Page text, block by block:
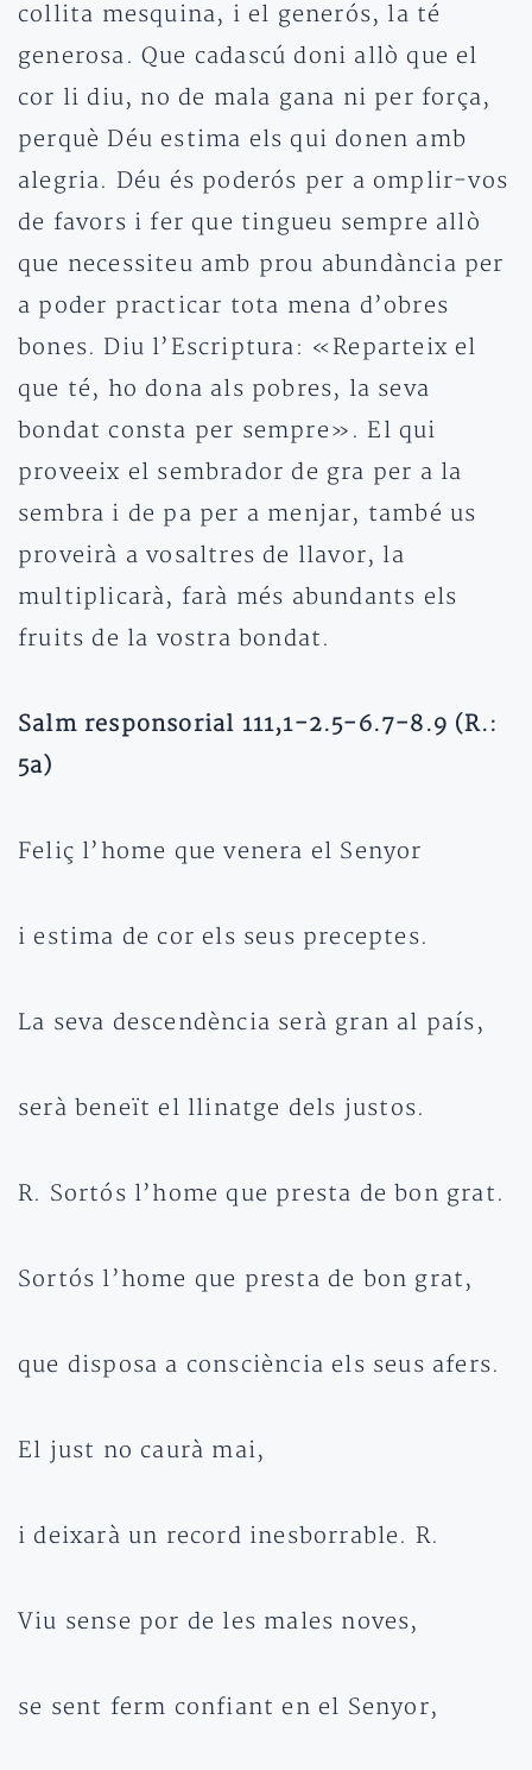
collita mesquina, i el generós, la té
generosa. Que cadascú doni allò que el
cor li diu, no de mala gana ni per força,
perquè Déu estima els qui donen amb
alegria. Déu és poderós per a omplir-vos
de favors i fer que tingueu sempre allò
que necessiteu amb prou abundància per
a poder practicar tota mena d’obres
bones. Diu l’Escriptura: «Reparteix el
que té, ho dona als pobres, la seva
bondat consta per sempre». El qui
proveeix el sembrador de gra per a la
sembra i de pa per a menjar, també us
proveirà a vosaltres de llavor, la
multiplicarà, farà més abundants els
fruits de la vostra bondat.
Salm responsorial 111,1-2.5-6.7-8.9 (R.:
5a)
Feliç l’home que venera el Senyor
i estima de cor els seus preceptes.
La seva descendència serà gran al país,
serà beneït el llinatge dels justos.
R. Sortós l’home que presta de bon grat.
Sortós l’home que presta de bon grat,
que disposa a consciència els seus afers.
El just no caurà mai,
i deixarà un record inesborrable. R.
Viu sense por de les males noves,
se sent ferm confiant en el Senyor,